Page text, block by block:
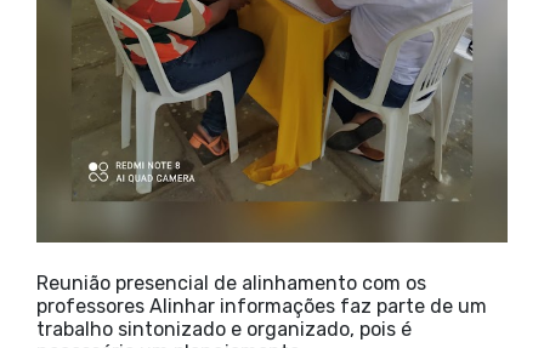
Reunião presencial de alinhamento com os
professores Alinhar informações faz parte de um
trabalho sintonizado e organizado, pois é